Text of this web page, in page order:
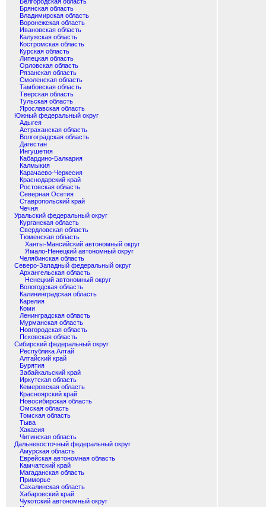
Брянская область
Владимирская область
Воронежская область
Ивановская область
Калужская область
Костромская область
Курская область
Липецкая область
Орловская область
Рязанская область
Смоленская область
Тамбовская область
Тверская область
Тульская область
Ярославская область
Южный федеральный округ
Адыгея
Астраханская область
Волгоградская область
Дагестан
Ингушетия
Кабардино-Балкария
Калмыкия
Карачаево-Черкесия
Краснодарский край
Ростовская область
Северная Осетия
Ставропольский край
Чечня
Уральский федеральный округ
Курганская область
Свердловская область
Тюменская область
Ханты-Мансийский автономный округ
Ямало-Ненецкий автономный округ
Челябинская область
Северо-Западный федеральный округ
Архангельская область
Ненецкий автономный округ
Вологодская область
Калининградская область
Карелия
Коми
Ленинградская область
Мурманская область
Новгородская область
Псковская область
Сибирский федеральный округ
Республика Алтай
Алтайский край
Бурятия
Забайкальский край
Иркутская область
Кемеровская область
Красноярский край
Новосибирская область
Омская область
Томская область
Тыва
Хакасия
Читинская область
Дальневосточный федеральный округ
Амурская область
Еврейская автономная область
Камчатский край
Магаданская область
Приморье
Сахалинская область
Хабаровский край
Чукотский автономный округ